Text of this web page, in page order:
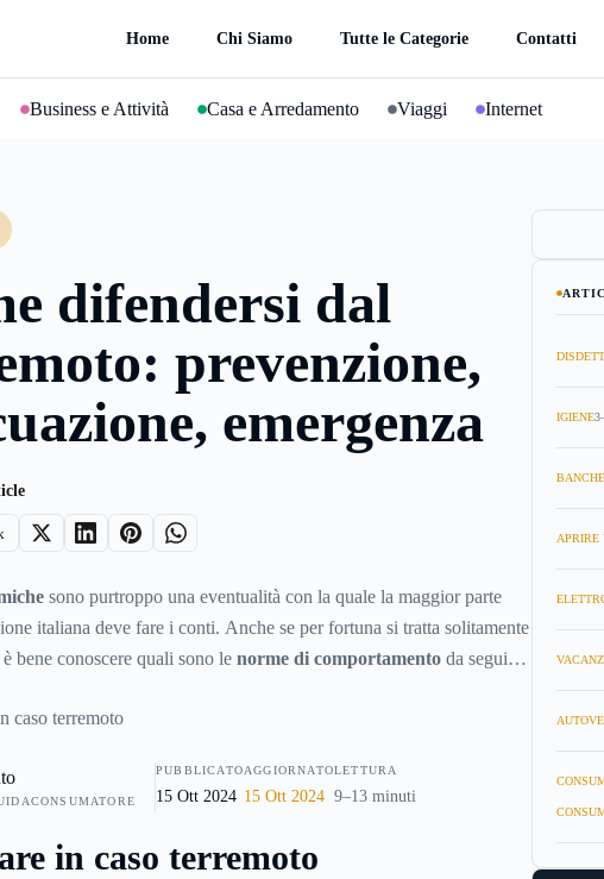
Home Chi Siamo Tutte le Categorie Contatti
Business e Attività Casa e Arredamento Viaggi Internet
difendersi dal
prevenzione,
emergenza
sono purtroppo una eventualità con la quale la maggior parte
italiana deve fare i conti. Anche se per fortuna si tratta solitamente
bene conoscere quali sono le norme di comportamentoda seguire
facili da memorizzare, per sapere come comportarsi
PUBBLICATO
15 Ott 2024
AGGIORNATO
15 Ott 2024
LETTURA
9–13 minuti
in caso terremoto
IGIENE
BANCHE
APRIRE